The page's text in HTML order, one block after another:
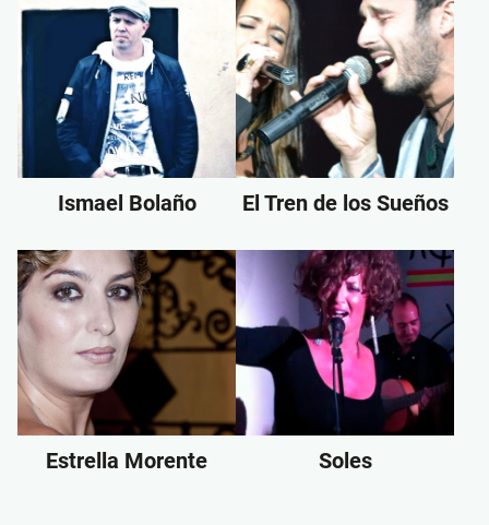
Ismael Bolaño El Tren de los Sueños
Estrella Morente Soles